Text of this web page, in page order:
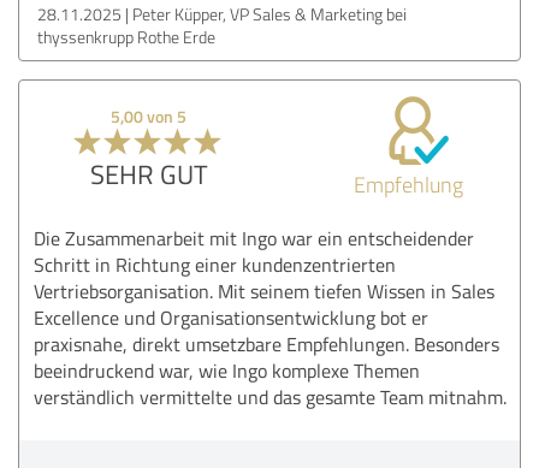
28.11.2025 Peter Küpper, VP Sales & Marketing bei
thyssenkrupp Rothe Erde
5,00 von 5
SEHR GUT Empfehlung
Die Zusammenarbeit mit Ingo war ein entscheidender
Schritt in Richtung einer kundenzentrierten
Vertriebsorganisation. Mit seinem tiefen Wissen in Sales
Excellence und Organisationsentwicklung bot er
praxisnahe, direkt umsetzbare Empfehlungen. Besonders
beeindruckend war, wie Ingo komplexe Themen
verständlich vermittelte und das gesamte Team mitnahm.